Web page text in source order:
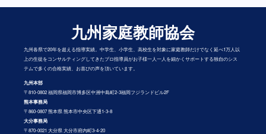
九州家庭教師協会
九州各県で20年を超える指導実績。中学生、小学生、高校生を対象に家庭教師だけでなく延べ1万人以
上の生徒をコンサルティングしてきたプロ指導員がお子様一人一人を細かくサポートする独自のシス
テムで多くの合格実績、お喜びの声を頂いています。
九州本部
〒810-0802 福岡県福岡市博多区中洲中島町2-3福岡フジランドビル2F
熊本事務局
〒860-0807 熊本県 熊本市中央区下通1-3-8
大分事務局
〒870-0021 大分県 大分市府内町3-4-20